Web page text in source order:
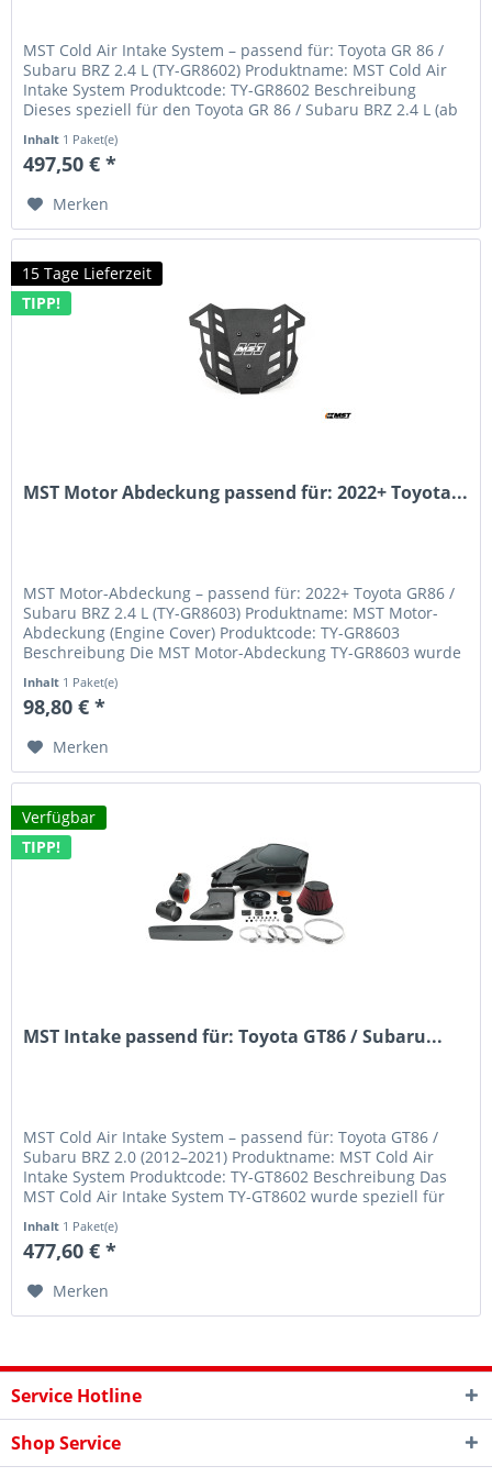
MST Cold Air Intake System – passend für: Toyota GR 86 /
Subaru BRZ 2.4 L (TY-GR8602) Produktname: MST Cold Air
Intake System Produktcode: TY-GR8602 Beschreibung
Dieses speziell für den Toyota GR 86 / Subaru BRZ 2.4 L (ab
Inhalt 1 Paket(e)
497,50 € *
Merken
15 Tage Lieferzeit
TIPP!
MST Motor Abdeckung passend für: 2022+ Toyota...
MST Motor-Abdeckung – passend für: 2022+ Toyota GR86 /
Subaru BRZ 2.4 L (TY-GR8603) Produktname: MST Motor-
Abdeckung (Engine Cover) Produktcode: TY-GR8603
Beschreibung Die MST Motor-Abdeckung TY-GR8603 wurde
Inhalt 1 Paket(e)
98,80 € *
Merken
Verfügbar
TIPP!
MST Intake passend für: Toyota GT86 / Subaru...
MST Cold Air Intake System – passend für: Toyota GT86 /
Subaru BRZ 2.0 (2012–2021) Produktname: MST Cold Air
Intake System Produktcode: TY-GT8602 Beschreibung Das
MST Cold Air Intake System TY-GT8602 wurde speziell für
Inhalt 1 Paket(e)
477,60 € *
Merken
Service Hotline
Shop Service